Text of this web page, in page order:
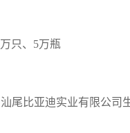
尾比亚迪实业有限公司